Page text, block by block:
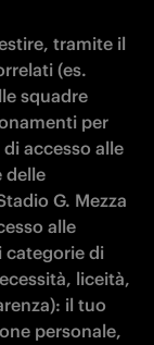
tramite il
(es.
squadre
per
accesso alle
delle
G. Mezza
alle
categorie di
liceità,
il tuo
personale,